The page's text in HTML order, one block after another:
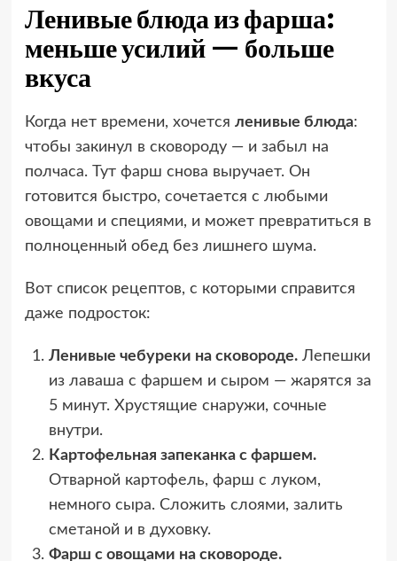
Ленивые блюда из фарша:
меньше усилий — больше
вкуса
Когда нет времени, хочется ленивые блюда:
чтобы закинул в сковороду — и забыл на
полчаса. Тут фарш снова выручает. Он
готовится быстро, сочетается с любыми
овощами и специями, и может превратиться в
полноценный обед без лишнего шума.
Вот список рецептов, с которыми справится
даже подросток:
Ленивые чебуреки на сковороде.Лепешки
из лаваша с фаршем и сыром — жарятся за
5 минут. Хрустящие снаружи, сочные
внутри.
Картофельная запеканка с фаршем.
Отварной картофель, фарш с луком,
немного сыра. Сложить слоями, залить
сметаной и в духовку.
Фарш с овощами на сковороде.